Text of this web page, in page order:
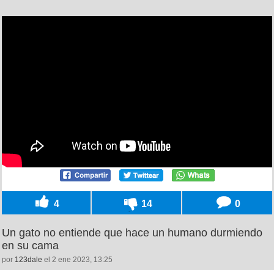
4 14 0
Un gato no entiende que hace un humano durmiendo
en su cama
por 123dale el 2 ene 2023, 13:25